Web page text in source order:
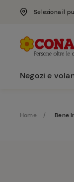
Seleziona il
Negozi e
Home Bene